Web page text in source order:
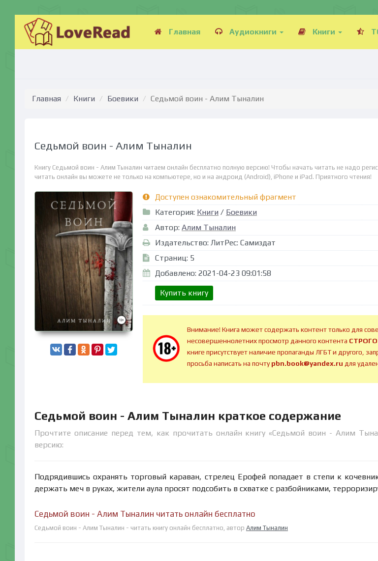
Главная Аудиокниги Книги
Главная Книги Боевики Седьмой воин - Алим Тыналин
Седьмой воин - Алим Тыналин
Книгу Седьмой воин - Алим Тыналин читаем онлайн бесплатно полную версию! Чтобы начать читать не надо
читать онлайн вы можете не только на компьютере, но и на андроид (Android), iPhone и iPad. Приятного чтения!
Доступен ознакомительный фрагмент
Категория: Книги / Боевики
Автор: Алим Тыналин
Издательство: ЛитРес: Самиздат
Страниц: 5
Добавлено: 2021-04-23 09:01:58
Купить книгу
Внимание! Книга может содержать контент только для
несовершеннолетних просмотр данного контента
книге присутствует наличие пропаганды ЛГБТ и другого,
просьба написать на почтуpbn.book@yandex.ru для
Седьмой воин - Алим Тыналин краткое содержание
Прочтите описание перед тем, как прочитать онлайн книгу «Седьмой воин - Алим
версию:
Подрядившись охранять торговый караван, стрелец Ерофей попадает в степи к
держать меч в руках, жители аула просят подсобить в схватке с разбойниками,
Седьмой воин - Алим Тыналин читать онлайн бесплатно
Седьмой воин - Алим Тыналин - читать книгу онлайн бесплатно, автор Алим Тыналин